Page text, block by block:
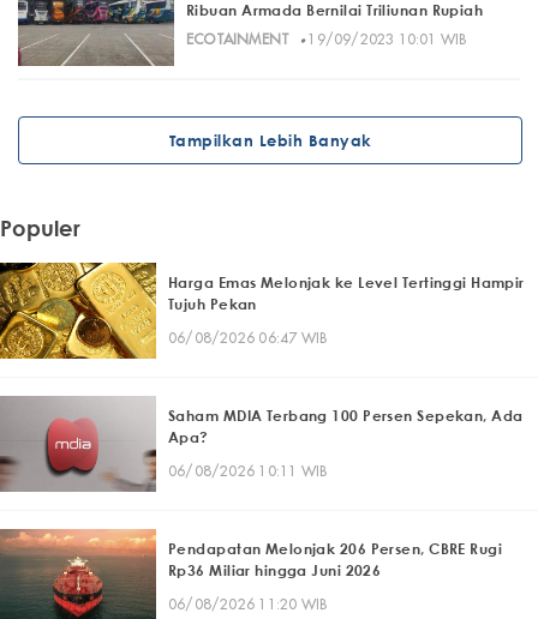
Ribuan Armada Bernilai Triliunan Rupiah
ECOTAINMENT
· 19/09/2023 10:01 WIB
Tampilkan Lebih Banyak
Populer
Harga Emas Melonjak ke Level Tertinggi Hampir
Tujuh Pekan
06/08/2026 06:47 WIB
Saham MDIA Terbang 100 Persen Sepekan, Ada
Apa?
06/08/2026 10:11 WIB
Pendapatan Melonjak 206 Persen, CBRE Rugi
Rp36 Miliar hingga Juni 2026
06/08/2026 11:20 WIB